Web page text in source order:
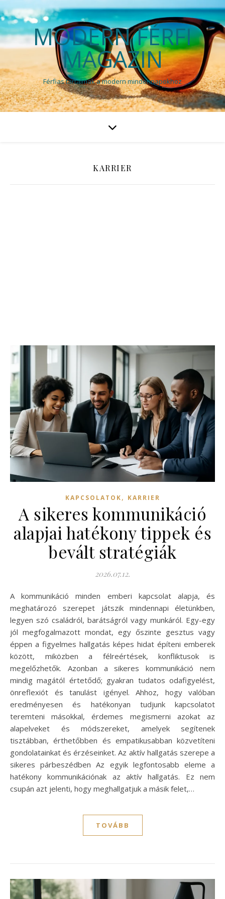
MODERN FÉRFI
MAGAZIN
Férfias tartalmak a modern mindennapokhoz
KARRIER
KAPCSOLATOK, KARRIER
A sikeres kommunikáció
alapjai hatékony tippek és
bevált stratégiák
2026.07.12.
A kommunikáció minden emberi kapcsolat alapja, és
meghatározó szerepet játszik mindennapi életünkben,
legyen szó családról, barátságról vagy munkáról. Egy-egy
jól megfogalmazott mondat, egy őszinte gesztus vagy
éppen a figyelmes hallgatás képes hidat építeni emberek
között, miközben a félreértések, konfliktusok is
megelőzhetők. Azonban a sikeres kommunikáció nem
mindig magától értetődő; gyakran tudatos odafigyelést,
önreflexiót és tanulást igényel. Ahhoz, hogy valóban
eredményesen és hatékonyan tudjunk kapcsolatot
teremteni másokkal, érdemes megismerni azokat az
alapelveket és módszereket, amelyek segítenek
tisztábban, érthetőbben és empatikusabban közvetíteni
gondolatainkat és érzéseinket. Az aktív hallgatás szerepe a
sikeres párbeszédben Az egyik legfontosabb eleme a
hatékony kommunikációnak az aktív hallgatás. Ez nem
csupán azt jelenti, hogy meghallgatjuk a másik felet,…
TOVÁBB